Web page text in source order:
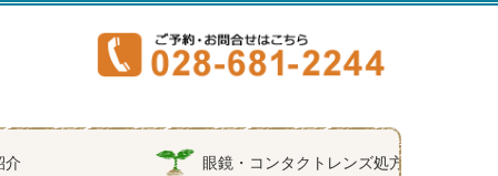
介 眼鏡・コンタクトレンズ処方